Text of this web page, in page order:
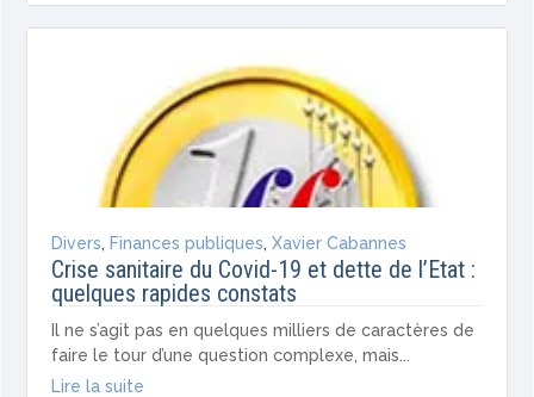
Divers, Finances publiques,Xavier Cabannes
Crise sanitaire du Covid-19 et dette de l’Etat :
quelques rapides constats
Il ne s’agit pas en quelques milliers de caractères de
faire le tour d’une question complexe, mais...
Lire la suite